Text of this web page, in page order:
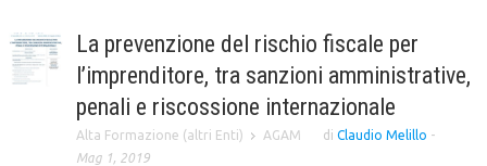
TESI DI LAUREA
MATERIALE DIDATTICO
INVITI E PROMOZIONI
La prevenzione del rischio fiscale per
l’imprenditore, tra sanzioni amministrative,
penali e riscossione internazionale
Alta Formazione (altri Enti) AGAM di Claudio Melillo -
Mag 1, 2019